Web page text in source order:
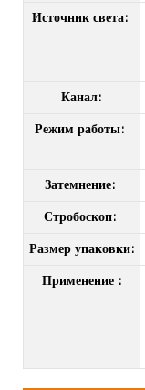
Источник света:
Канал:
Режим работы:
Затемнение:
Стробоскоп:
Размер упаковки:
Применение :